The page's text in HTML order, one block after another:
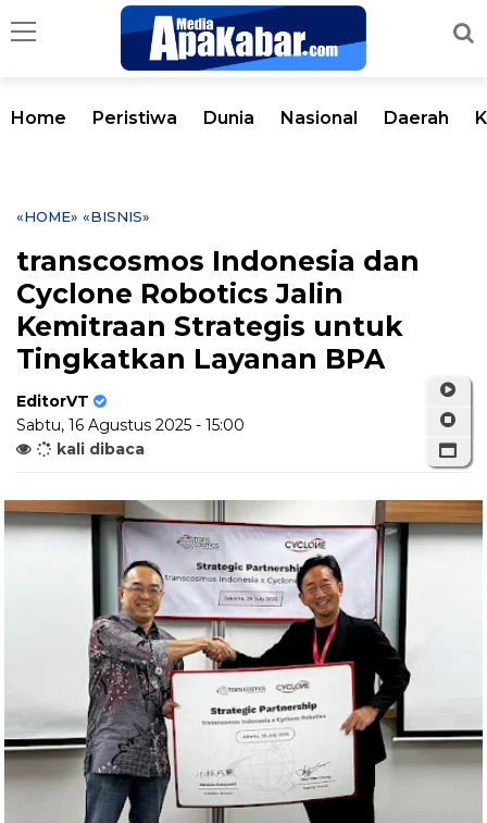
Home Peristiwa Dunia Nasional Daerah
«HOME» «BISNIS»
transcosmos Indonesia dan
Cyclone Robotics Jalin
Kemitraan Strategis untuk
Tingkatkan Layanan BPA
EditorVT
Sabtu, 16 Agustus 2025 - 15:00
kali dibaca